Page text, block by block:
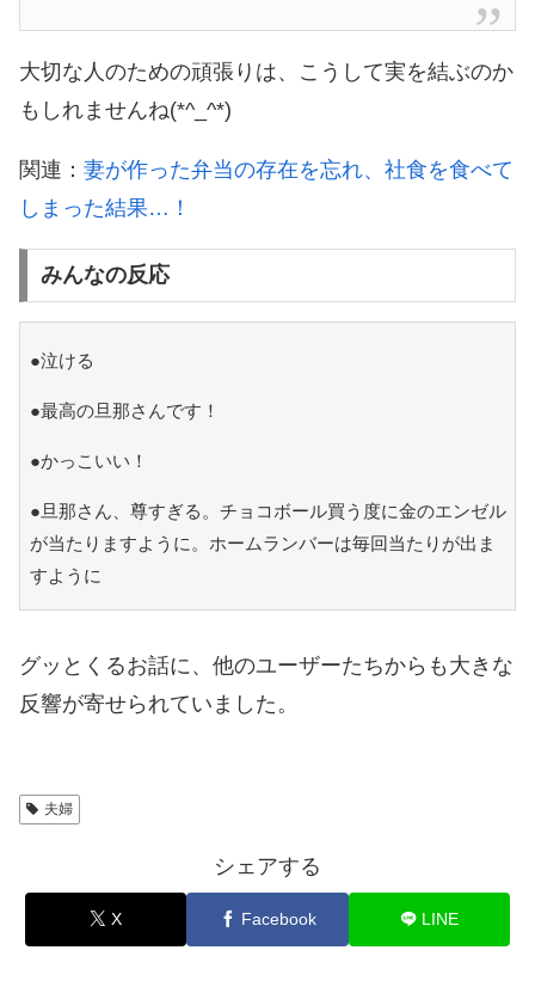
大切な人のための頑張りは、こうして実を結ぶのか
もしれませんね(*^_^*)
関連： 妻が作った弁当の存在を忘れ、社食を食べて
しまった結果…！
みんなの反応
●泣ける
●最高の旦那さんです！
●かっこいい！
●旦那さん、尊すぎる。チョコボール買う度に金のエンゼル
が当たりますように。ホームランバーは毎回当たりが出ま
すように
グッとくるお話に、他のユーザーたちからも大きな
反響が寄せられていました。
夫婦
シェアする
X Facebook LINE